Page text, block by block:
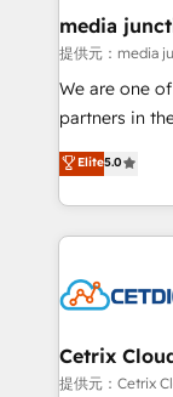
Mexico, USA,
hundred successful
rooted in
training,
inbound
competitive
media
提供元：media
We are one
partners in
design &
companies. We are woman-owned, powered by
coffee, and we ❤️ dogs. We
Impact Award
Award
Integrations
Elite5.0
Cetrix
提供元：Cetrix